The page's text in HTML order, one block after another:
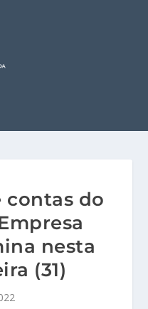
contas do
nesta
(31)